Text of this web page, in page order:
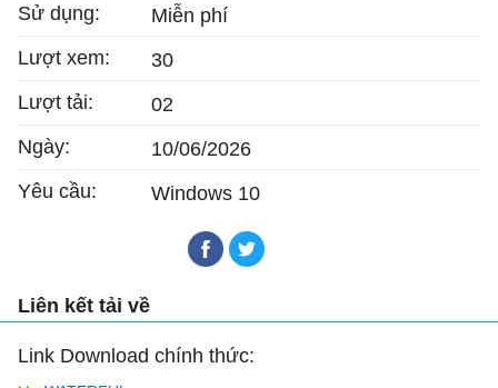
Sử dụng:
Miễn phí
Lượt xem:
30
Lượt tải:
02
Ngày:
10/06/2026
Yêu cầu:
Windows 10
Liên kết tải về
Link Download chính thức: